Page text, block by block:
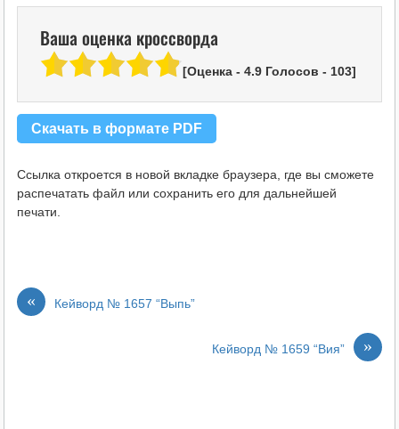
Ваша оценка кроссворда
[Оценка - 4.9Голосов - 103]
Скачать в формате PDF
Ссылка откроется в новой вкладке браузера, где вы сможете
распечатать файл или сохранить его для дальнейшей
печати.
« Кейворд № 1657 “Выпь”
»
Кейворд № 1659 “Вия”